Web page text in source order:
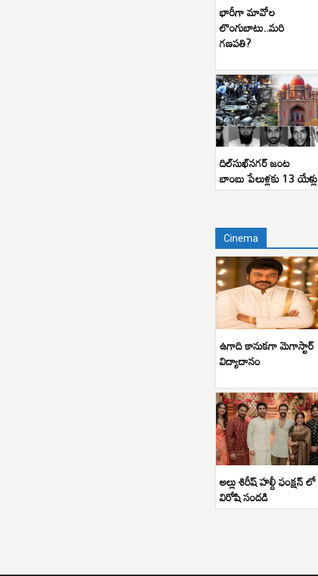
భారీగా మావోల
లొంగుబాటు..మరి
గణపతి?
దిల్‌సుఖ్‌నగర్ జంట
బాంబు పేలుళ్లకు 13 యేళ్లు
Cinema
ఉగాది కానుకగా మెగాస్టార్
విద్యాదానం
అల్లు శిరీష్ హల్దీ ఫంక్షన్ లో
విరోషి సందడి